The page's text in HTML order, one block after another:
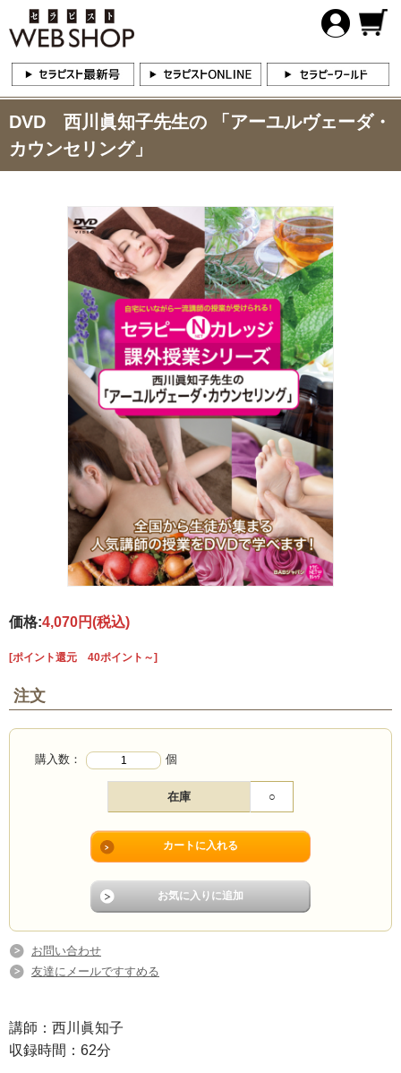
DVD 西川眞知子先生の 「アーユルヴェーダ・
カウンセリング」
価格:4,070円(税込)
[ポイント還元 40ポイント～]
注文
購入数： 個
在庫 ○
お問い合わせ
友達にメールですすめる
講師：西川眞知子
収録時間：62分